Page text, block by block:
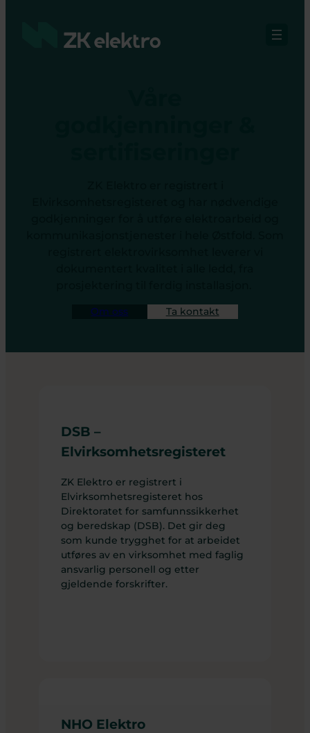
Om oss Ta kontakt
DSB –
Elvirksomhetsregisteret
ZK Elektro er registrert i
Elvirksomhetsregisteret hos
Direktoratet for samfunnssikkerhet
og beredskap (DSB). Det gir deg
som kunde trygghet for at arbeidet
utføres av en virksomhet med faglig
ansvarlig personell og etter
gjeldende forskrifter.
NHO Elektro